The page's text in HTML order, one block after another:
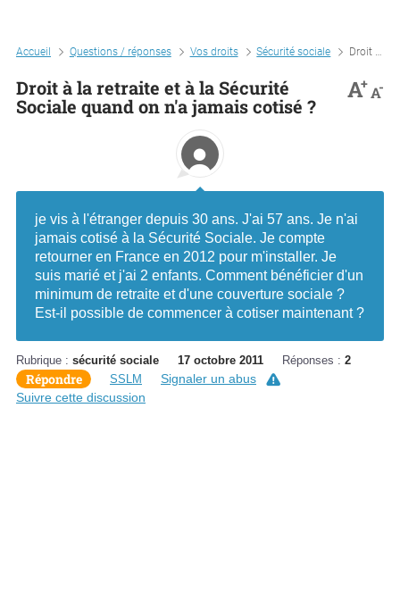
Accueil Questions / réponses Vos droits Sécurité sociale Droit à la retraite et à la sécurité sociale quand on n'a jamais cotisé ?
Droit à la retraite et à la Sécurité
Sociale quand on n'a jamais cotisé ?
A+A-
je vis à l'étranger depuis 30 ans. J'ai 57 ans. Je n'ai
jamais cotisé à la Sécurité Sociale. Je compte
retourner en France en 2012 pour m'installer. Je
suis marié et j'ai 2 enfants. Comment bénéficier d'un
minimum de retraite et d'une couverture sociale ?
Est-il possible de commencer à cotiser maintenant ?
Rubrique : sécurité sociale 17 octobre 2011 Réponses : 2
Répondre SSLM
Signaler un abus
Suivre cette discussion